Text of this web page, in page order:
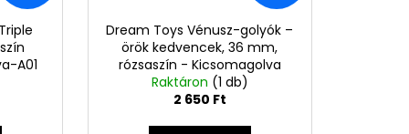
A01
Dream Toys Vénusz-golyók –
örök kedvencek, 36 mm,
rózsaszín - Kicsomagolva
(D08)
Raktáron (1 db)
2 650 Ft